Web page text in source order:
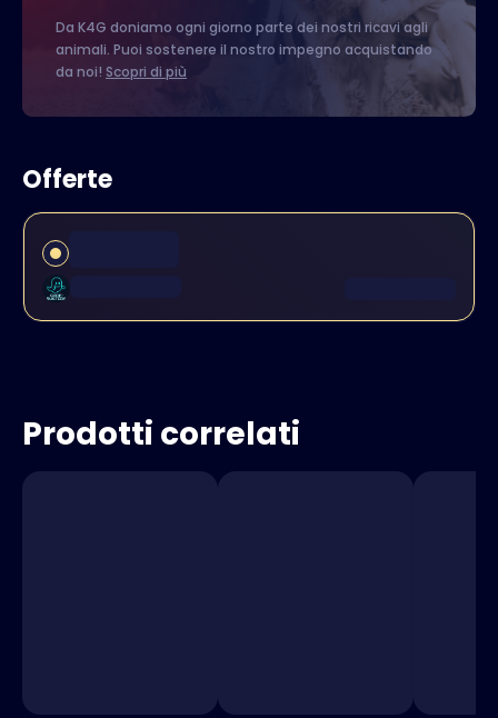
Da K4G doniamo ogni giorno parte dei nostri ricavi agli
animali. Puoi sostenere il nostro impegno acquistando
da noi! Scopri di più
Offerte
Prodotti correlati